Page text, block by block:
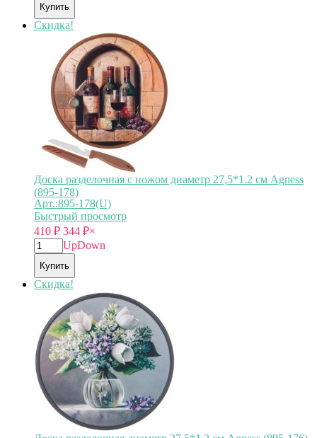
Купить
Скидка!
Доска разделочная с ножом диаметр 27,5*1.2 см Agness
(895-178)
Арт.:895-178(U)
Быстрый просмотр
410 ₽ 344 ₽×
UpDown
Купить
Скидка!